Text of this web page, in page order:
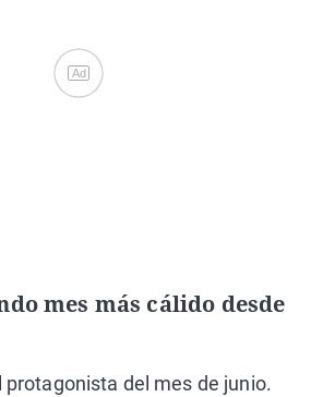
Ad
mes más cálido desde
protagonista del mes de junio.